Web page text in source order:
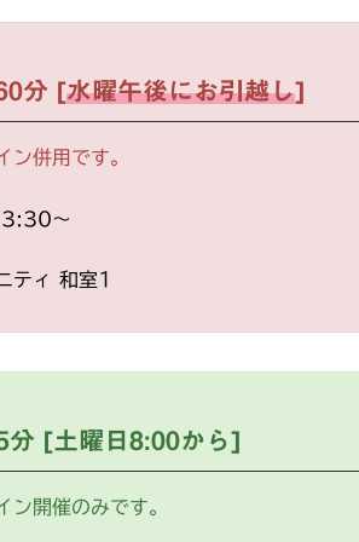
分 [水曜午後にお引越し]
ン併用です。
～
ティ 和室1
分 [土曜日8:00から]
ン開催のみです。